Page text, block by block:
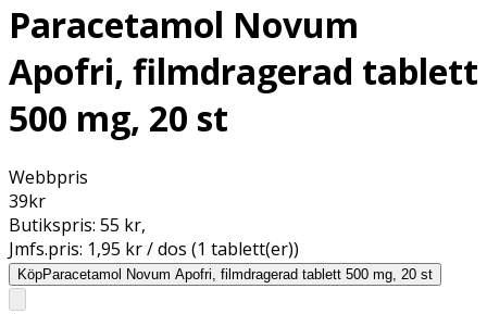
Paracetamol Novum
Apofri, filmdragerad tablett
500 mg, 20 st
Webbpris
39kr
Butikspris: 55 kr,
Jmfs.pris: 1,95 kr / dos (1 tablett(er))
KöpParacetamol Novum Apofri, filmdragerad tablett 500 mg, 20 st